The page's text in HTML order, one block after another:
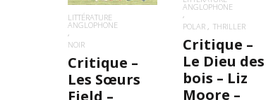
ANGLOPHONE
POLAR
THRILLER
Critique –
Le Dieu des
bois – Liz
Moore –
LITTÉRATURE
ANGLOPHONE
NOIR
Critique –
Les Sœurs
Field –